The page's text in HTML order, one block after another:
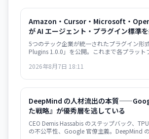
Amazon・Cursor・Microsoft・
が AI エージェント・プラグイン標準
plugin.json で相互運用性確保
5つのテック企業が統一されたプラグイン形
Plugins 1.0.0」を公開。これまで各プラット
形式で複数サービス間での再利用が可能にな
2026年8月7日 18:11
DeepMind の人材流出の本質
た戦略』が優秀層を逃している
CEO Demis Hassabis のステップバック、
の不公平性、Google 官僚主義。DeepMind